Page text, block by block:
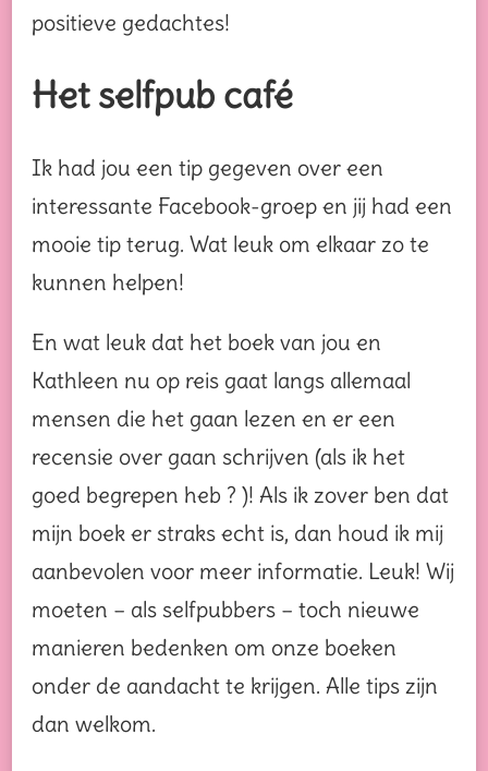
positieve gedachtes!
Het selfpub café
Ik had jou een tip gegeven over een
interessante Facebook-groep en jij had een
mooie tip terug. Wat leuk om elkaar zo te
kunnen helpen!
En wat leuk dat het boek van jou en
Kathleen nu op reis gaat langs allemaal
mensen die het gaan lezen en er een
recensie over gaan schrijven (als ik het
goed begrepen heb ? )! Als ik zover ben dat
mijn boek er straks echt is, dan houd ik mij
aanbevolen voor meer informatie. Leuk! Wij
moeten – als selfpubbers – toch nieuwe
manieren bedenken om onze boeken
onder de aandacht te krijgen. Alle tips zijn
dan welkom.